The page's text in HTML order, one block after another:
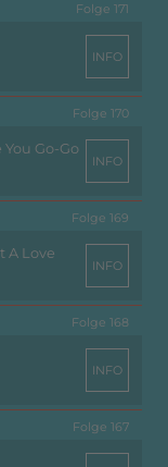
Folge 171
INFO
Folge 170
Go-Go
INFO
Folge 169
A Love
INFO
Folge 168
INFO
Folge 167